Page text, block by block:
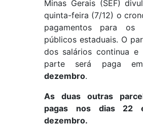
Minas Gerais (SEF)
quinta-feira (7/12) o
pagamentos para os
públicos estaduais. O
dos salários continua e
parte será paga
dezembro.
As duas outras
pagas nos dias 22
dezembro.